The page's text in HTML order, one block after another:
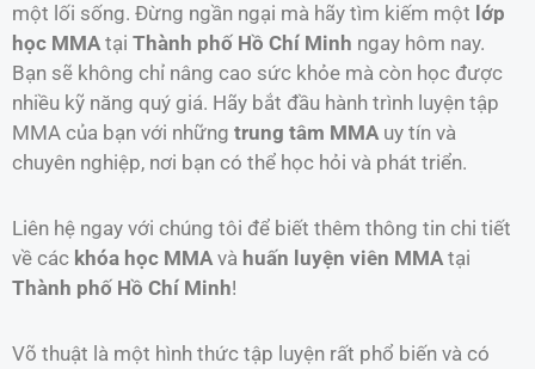
một lối sống. Đừng ngần ngại mà hãy tìm kiếm một lớp
học MMAtại Thành phố Hồ Chí Minh ngay hôm nay.
Bạn sẽ không chỉ nâng cao sức khỏe mà còn học được
nhiều kỹ năng quý giá. Hãy bắt đầu hành trình luyện tập
MMA của bạn với những trung tâm MMAuy tín và
chuyên nghiệp, nơi bạn có thể học hỏi và phát triển.
Liên hệ ngay với chúng tôi để biết thêm thông tin chi tiết
về các khóa học MMA và huấn luyện viên MMA tại
Thành phố Hồ Chí Minh!
Võ thuật là một hình thức tập luyện rất phổ biến và có